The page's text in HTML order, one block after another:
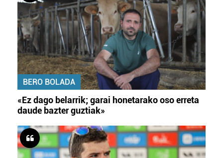
BERO BOLADA
«Ez dago belarrik; garai honetarako oso erreta
daude bazter guztiak»